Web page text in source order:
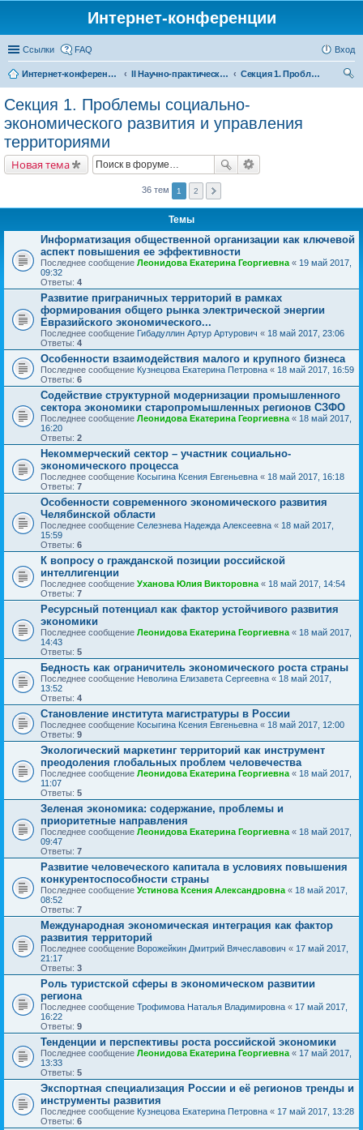
Интернет-конференции
Ссылки FAQ Вход
Интернет-конференции II Научно-практическая интернет-конференция «Проблемы экономического роста и устойчивого развития территорий»
Секция 1. Проблемы социально-экономического развития и управления территориями
Секция 1. Проблемы социально-
экономического развития и управления
территориями
Новая тема
36 тем 1 2
Темы
Информатизация общественной организации как ключевой
аспект повышения ее эффективности
Последнее сообщение Леонидова Екатерина Георгиевна « 19 май 2017,
09:32
Ответы: 4
Развитие приграничных территорий в рамках
формирования общего рынка электрической энергии
Евразийского экономического...
Последнее сообщение Гибадуллин Артур Артурович « 18 май 2017, 23:06
Ответы: 4
Особенности взаимодействия малого и крупного бизнеса
Последнее сообщение Кузнецова Екатерина Петровна « 18 май 2017, 16:59
Ответы: 6
Содействие структурной модернизации промышленного
сектора экономики старопромышленных регионов СЗФО
Последнее сообщение Леонидова Екатерина Георгиевна « 18 май 2017,
16:20
Ответы: 2
Некоммерческий сектор – участник социально-
экономического процесса
Последнее сообщение Косыгина Ксения Евгеньевна « 18 май 2017, 16:18
Ответы: 7
Особенности современного экономического развития
Челябинской области
Последнее сообщение Селезнева Надежда Алексеевна « 18 май 2017,
15:59
Ответы: 6
К вопросу о гражданской позиции российской
интеллигенции
Последнее сообщение Уханова Юлия Викторовна « 18 май 2017, 14:54
Ответы: 7
Ресурсный потенциал как фактор устойчивого развития
экономики
Последнее сообщение Леонидова Екатерина Георгиевна « 18 май 2017,
14:43
Ответы: 5
Бедность как ограничитель экономического роста страны
Последнее сообщение Неволина Елизавета Сергеевна « 18 май 2017,
13:52
Ответы: 4
Становление института магистратуры в России
Последнее сообщение Косыгина Ксения Евгеньевна « 18 май 2017, 12:00
Ответы: 9
Экологический маркетинг территорий как инструмент
преодоления глобальных проблем человечества
Последнее сообщение Леонидова Екатерина Георгиевна « 18 май 2017,
11:07
Ответы: 5
Зеленая экономика: содержание, проблемы и
приоритетные направления
Последнее сообщение Леонидова Екатерина Георгиевна « 18 май 2017,
09:47
Ответы: 7
Развитие человеческого капитала в условиях повышения
конкурентоспособности страны
Последнее сообщение Устинова Ксения Александровна « 18 май 2017,
08:52
Ответы: 7
Международная экономическая интеграция как фактор
развития территорий
Последнее сообщение Ворожейкин Дмитрий Вячеславович « 17 май 2017,
21:17
Ответы: 3
Роль туристской сферы в экономическом развитии
региона
Последнее сообщение Трофимова Наталья Владимировна « 17 май 2017,
16:22
Ответы: 9
Тенденции и перспективы роста российской экономики
Последнее сообщение Леонидова Екатерина Георгиевна « 17 май 2017,
13:33
Ответы: 5
Экспортная специализация России и её регионов тренды и
инструменты развития
Последнее сообщение Кузнецова Екатерина Петровна « 17 май 2017, 13:28
Ответы: 6